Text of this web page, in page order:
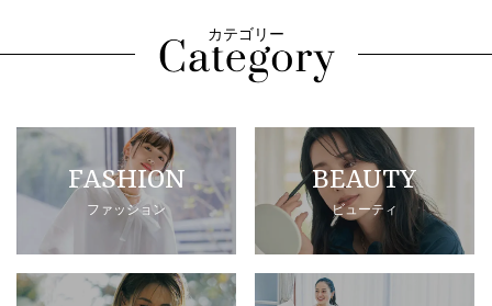
カテゴリー
FASHION
ファッション
BEAUTY
ビューティ